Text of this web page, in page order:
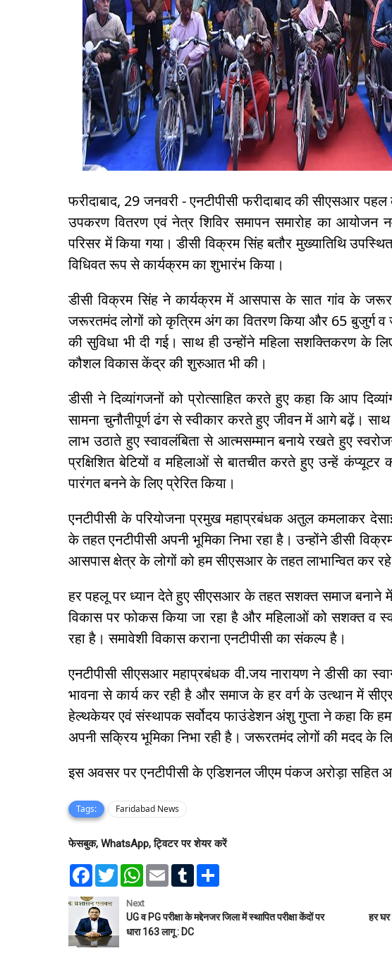
फरीदाबाद, 29 जनवरी - एनटीपीसी फरीदाबाद की सीएसआर
उपकरण वितरण एवं नेत्र शिविर समापन समारोह का आयोजन
परिसर में किया गया। डीसी विक्रम सिंह बतौर मुख्यातिथि
विधिवत रूप से कार्यक्रम का शुभारंभ किया।
डीसी विक्रम सिंह ने कार्यक्रम में आसपास के सात गांव के
जरूरतमंद लोगों को कृत्रिम अंग का वितरण किया और 65 बुजुर्ग व
की सुविधा भी दी गई। साथ ही उन्होंने महिला सशक्तिकरण के
कौशल विकास केंद्र की शुरुआत भी की।
डीसी ने दिव्यांगजनों को प्रोत्साहित करते हुए कहा कि आप
सामना चुनौतीपूर्ण ढंग से स्वीकार करते हुए जीवन में आगे बढ़ें।
लाभ उठाते हुए स्वावलंबिता से आत्मसम्मान बनाये रखते हुए
प्रक्षिशित बेटियों व महिलाओं से बातचीत करते हुए उन्हें कंप्यूटर
पारंगत बनने के लिए प्रेरित किया।
एनटीपीसी के परियोजना प्रमुख महाप्रबंधक अतुल कमलाकर देसाई
के तहत एनटीपीसी अपनी भूमिका निभा रहा है। उन्होंने डीसी
आसपास क्षेत्र के लोगों को हम सीएसआर के तहत लाभान्वित कर
हर पहलू पर ध्यान देते हुए सीएसआर के तहत सशक्त समाज बनाने
विकास पर फोकस किया जा रहा है और महिलाओं को सशक्त व
रहा है। समावेशी विकास कराना एनटीपीसी का संकल्प है।
एनटीपीसी सीएसआर महाप्रबंधक वी.जय नारायण ने डीसी का
भावना से कार्य कर रही है और समाज के हर वर्ग के उत्थान में
हेल्थकेयर एवं संस्थापक सर्वोदय फाउंडेशन अंशु गुप्ता ने कहा कि
अपनी सक्रिय भूमिका निभा रही है। जरूरतमंद लोगों की मदद के
इस अवसर पर एनटीपीसी के एडिशनल जीएम पंकज अरोड़ा सहित
Tags: Faridabad News
फेसबुक, WhatsApp, ट्विटर पर शेयर करें
F
e
b
o
o
k
T
w
r
W
t
s
A
p
E
l
T
l
e
Next
UG व PG परीक्षा के मद्देनजर जिला में स्थापित परीक्षा केंदों पर
धारा 163 लागू : DC
हर घर